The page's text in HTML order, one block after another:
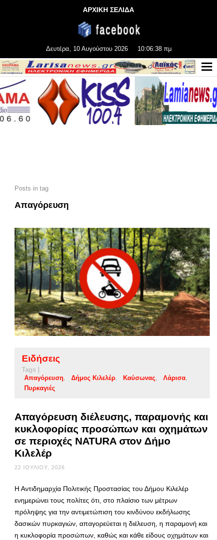
ΑΡΧΙΚΗ ΣΕΛΙΔΑ
Δευτέρα, 10 Αυγούστου 2026 10:06:40 πμ
Posts in tag
Απαγόρευση
Ειδήσεις
Tags |
Απαγόρευση
Δήμος Κιλελέρ Καύσωνας
Λάρισα
Πυρκαγιές
Απαγόρευση διέλευσης, παραμονής και
κυκλοφορίας προσώπων και οχημάτων
σε περιοχές NATURA στον Δήμο
Κιλελέρ
22 ΙΟΥΛΊΟΥ, 2026
Η Αντιδημαρχία Πολιτικής Προστασίας του Δήμου Κιλελέρ
ενημερώνει τους πολίτες ότι, στο πλαίσιο των μέτρων
πρόληψης για την αντιμετώπιση του κινδύνου εκδήλωσης
δασικών πυρκαγιών, απαγορεύεται η διέλευση, η παραμονή και
η κυκλοφορία προσώπων, καθώς και κάθε είδους οχημάτων και